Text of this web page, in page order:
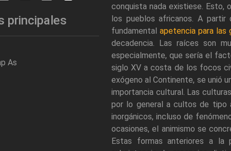
principales
As
conquista nada existiese. Esto,
los pueblos africanos. A
fundamental apetencia para las
decadencia. Las raíces son
especialmente, que sería el
siglo XV a costa de los focos
exógeno al Continente, se unió
importancia cultural. Las
por lo general a cultos de tipo
inorgánicos, incluso de
ocasiones, el animismo se
Estas formas anteriores a la